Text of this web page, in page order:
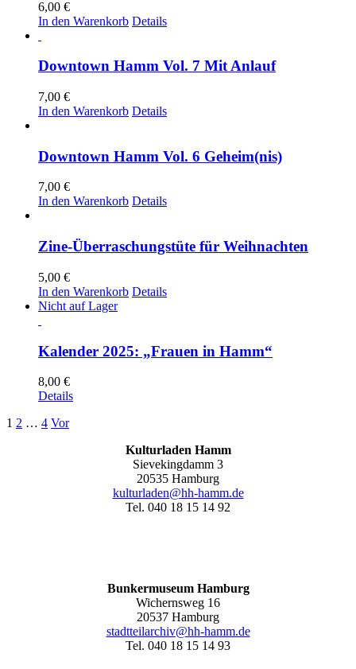
6,00 €
In den Warenkorb Details
Downtown Hamm Vol. 7 Mit Anlauf
7,00 €
In den Warenkorb Details
Downtown Hamm Vol. 6 Geheim(nis)
7,00 €
In den Warenkorb Details
Zine-Überraschungstüte für Weihnachten
5,00 €
In den Warenkorb Details
Nicht auf Lager
Kalender 2025: „Frauen in Hamm“
8,00 €
Details
1 2 … 4 Vor
Kulturladen Hamm
Sievekingdamm 3
20535 Hamburg
kulturladen@hh-hamm.de
Tel. 040 18 15 14 92
Bunkermuseum Hamburg
Wichernsweg 16
20537 Hamburg
stadtteilarchiv@hh-hamm.de
Tel. 040 18 15 14 93